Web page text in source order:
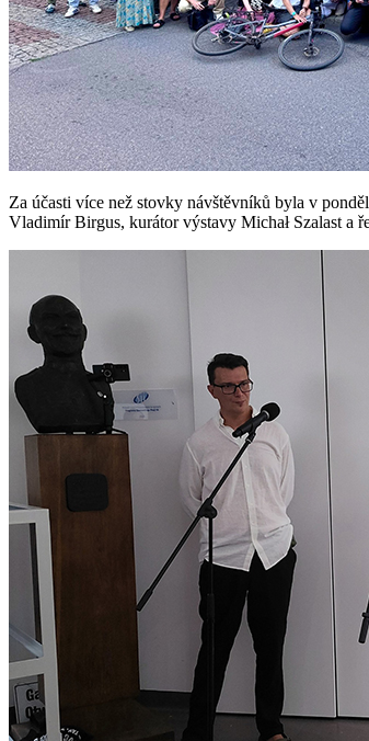
Za účasti více než stovky návštěvníků byla v
Vladimír Birgus, kurátor výstavy Michał Szalast a